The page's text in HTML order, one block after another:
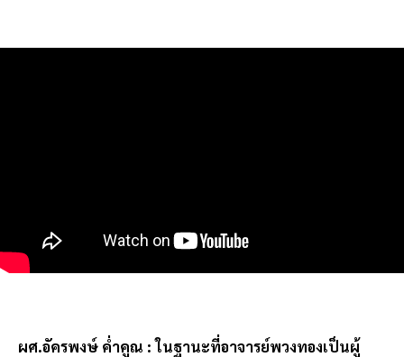
ผศ.อัครพงษ์ ค่ำคูณ : ในฐานะที่อาจารย์พวงทองเป็นผู้